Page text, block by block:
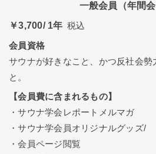
一般会員（年間会
￥3,700/ 1年 税込
会員資格
サウナが好きなこと、かつ反社会勢
と。
【会員費に含まれるもの】
・サウナ学会レポートメルマガ
・サウナ学会員オリジナルグッズ/
・会員ページ閲覧